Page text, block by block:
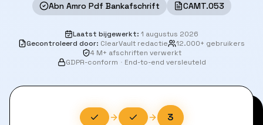
Abn Amro Pdf Bankafschrift CAMT.053
Laatst bijgewerkt: 1 augustus 2026
Gecontroleerd door: ClearVault redactie
12.000+ gebruikers
4 M+ afschriften verwerkt
GDPR-conform · End-to-end versleuteld
3